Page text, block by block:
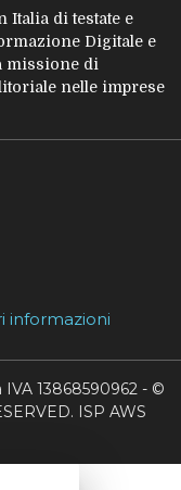
Italia di testate e
Digitale e
missione di
nelle imprese
informazioni
13868590962 - ©
ISP AWS